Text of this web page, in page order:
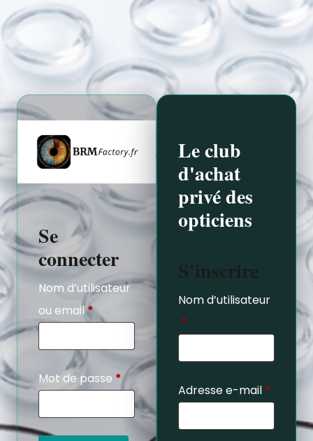
Se
connecter
Nom d’utilisateur
ou email*
Mot de passe *
Le club
d'achat
privé des
opticiens
S'inscrire
Nom d’utilisateur
*
Adresse e-mail *